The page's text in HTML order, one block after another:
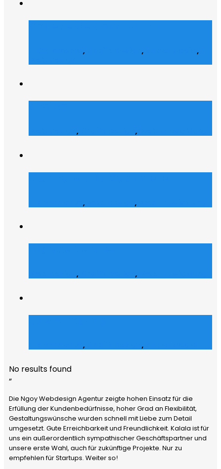
, ,
,
, ,
, ,
, ,
, ,
No results found
”
Die Ngoy Webdesign Agentur zeigte hohen Einsatz für die
Erfüllung der Kundenbedürfnisse, hoher Grad an Flexibilität,
Gestaltungswünsche wurden schnell mit Liebe zum Detail
umgesetzt. Gute Erreichbarkeit und Freundlichkeit. Kalala ist für
uns ein außerordentlich sympathischer Geschäftspartner und
unsere erste Wahl, auch für zukünftige Projekte. Nur zu
empfehlen für Startups. Weiter so!